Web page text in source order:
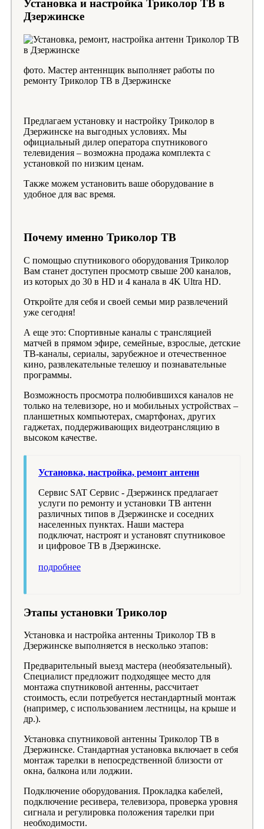
Установка и настройка Триколор ТВ в
Дзержинске
фото. Мастер антеннщик выполняет работы по
ремонту Триколор ТВ в Дзержинске
Предлагаем установку и настройку Триколор в
Дзержинске на выгодных условиях. Мы
официальный дилер оператора спутникового
телевидения – возможна продажа комплекта с
установкой по низким ценам.
Также можем установить ваше оборудование в
удобное для вас время.
Почему именно Триколор ТВ
С помощью спутникового оборудования Триколор
Вам станет доступен просмотр свыше 200 каналов,
из которых до 30 в HD и 4 канала в 4K Ultra HD.
Откройте для себя и своей семьи мир развлечений
уже сегодня!
А еще это: Спортивные каналы с трансляцией
матчей в прямом эфире, семейные, взрослые, детские
ТВ-каналы, сериалы, зарубежное и отечественное
кино, развлекательные телешоу и познавательные
программы.
Возможность просмотра полюбившихся каналов не
только на телевизоре, но и мобильных устройствах –
планшетных компьютерах, смартфонах, других
гаджетах, поддерживающих видеотрансляцию в
высоком качестве.
Установка, настройка, ремонт антенн
Сервис SAT Сервис - Дзержинск предлагает
услуги по ремонту и установки ТВ антенн
различных типов в Дзержинске и соседних
населенных пунктах. Наши мастера
подключат, настроят и установят спутниковое
и цифровое ТВ в Дзержинске.
подробнее
Этапы установки Триколор
Установка и настройка антенны Триколор ТВ в
Дзержинске выполняется в несколько этапов:
Предварительный выезд мастера (необязательный).
Специалист предложит подходящее место для
монтажа спутниковой антенны, рассчитает
стоимость, если потребуется нестандартный монтаж
(например, с использованием лестницы, на крыше и
др.).
Установка спутниковой антенны Триколор ТВ в
Дзержинске. Стандартная установка включает в себя
монтаж тарелки в непосредственной близости от
окна, балкона или лоджии.
Подключение оборудования. Прокладка кабелей,
подключение ресивера, телевизора, проверка уровня
сигнала и регулировка положения тарелки при
необходимости.